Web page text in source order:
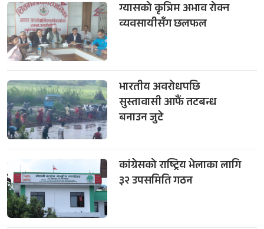
ग्यासको कृत्रिम अभाव रोक्न
व्यवसायीसँग छलफल
भारतीय अवरोधपछि
सुस्तावासी आफैं तटबन्ध
बनाउन जुटे
कांग्रेसको राष्ट्रिय भेलाका लागि
३२ उपसमिति गठन